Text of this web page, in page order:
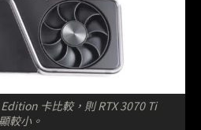
卡比較，則 RTX 3070 Ti
較小。